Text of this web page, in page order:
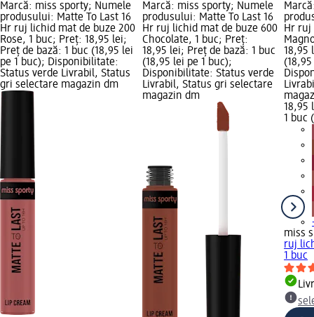
Marcă: miss sporty; Numele
produsului: Matte To Last 16
Hr ruj lichid mat de buze 200
Rose, 1 buc; Preț: 18,95 lei;
Preț de bază: 1 buc (18,95 lei
pe 1 buc); Disponibilitate:
Status verde Livrabil, Status
gri selectare magazin dm
Marcă: miss sporty; Numele
produsului: Matte To Last 16
Hr ruj lichid mat de buze 600
Chocolate, 1 buc; Preț:
18,95 lei; Preț de bază: 1 buc
(18,95 lei pe 1 buc);
Disponibilitate: Status verde
Livrabil, Status gri selectare
magazin dm
Hr ruj
18,95
18,95
1 buc
miss
ruj
1 buc